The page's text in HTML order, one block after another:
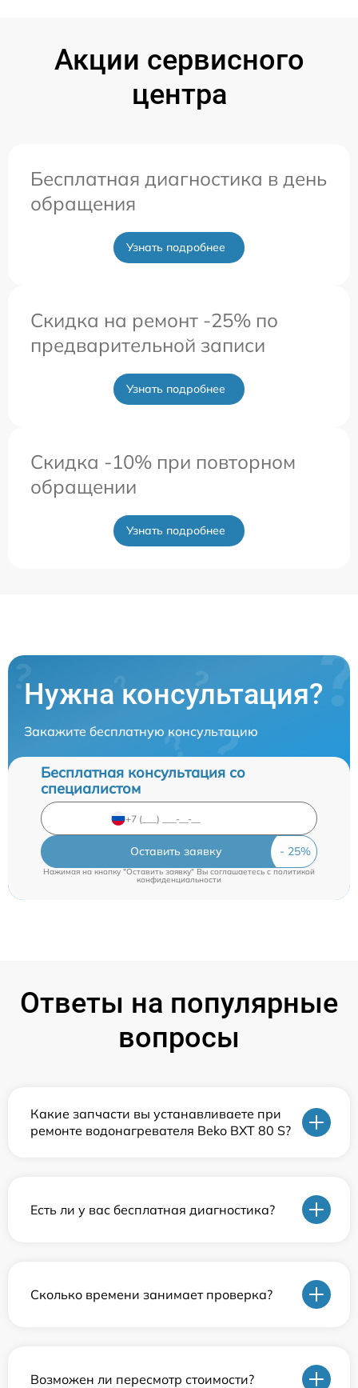
Акции сервисного
центра
Бесплатная диагностика в день
обращения
Узнать подробнее
Скидка на ремонт -25% по
предварительной записи
Узнать подробнее
Скидка -10% при повторном
обращении
Узнать подробнее
Нужна консультация?
Закажите бесплатную консультацию
Бесплатная консультация со
специалистом
Оставить заявку
Нажимая на кнопку "Оставить заявку" Вы соглашаетесь cполитикой
конфиденциальности
Ответы на популярные
вопросы
Какие запчасти вы устанавливаете при
ремонте водонагревателя Beko BXT 80 S?
Есть ли у вас бесплатная диагностика?
Сколько времени занимает проверка?
Возможен ли пересмотр стоимости?